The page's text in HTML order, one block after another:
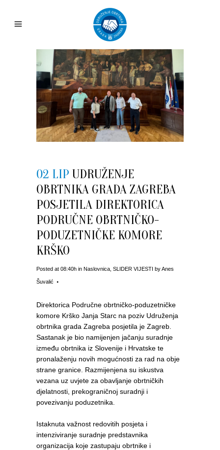
02 LIP UDRUŽENJE
OBRTNIKA GRADA ZAGREBA
POSJETILA DIREKTORICA
PODRUČNE OBRTNIČKO-
PODUZETNIČKE KOMORE
KRŠKO
Posted at 08:40h in Naslovnica SLIDER VIJESTI byAnes
Šuvalić
Direktorica Područne obrtničko-poduzetničke
komore Krško Janja Starc na poziv Udruženja
obrtnika grada Zagreba posjetila je Zagreb.
Sastanak je bio namijenjen jačanju suradnje
između obrtnika iz Slovenije i Hrvatske te
pronalaženju novih mogućnosti za rad na obje
strane granice. Razmijenjena su iskustva
vezana uz uvjete za obavljanje obrtničkih
djelatnosti, prekograničnoj suradnji i
povezivanju poduzetnika.
Istaknuta važnost redovitih posjeta i
intenziviranje suradnje predstavnika
organizacija koje zastupaju obrtnike i